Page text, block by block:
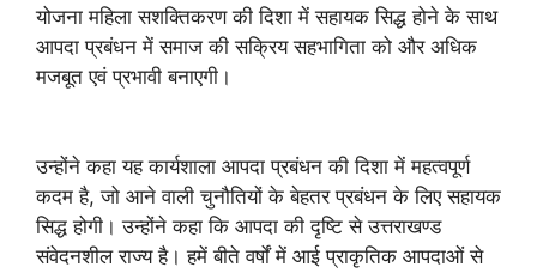
योजना महिला सशक्तिकरण की दिशा में सहायक सिद्ध होने के साथ
आपदा प्रबंधन में समाज की सक्रिय सहभागिता को और अधिक
मजबूत एवं प्रभावी बनाएगी।
उन्होंने कहा यह कार्यशाला आपदा प्रबंधन की दिशा में महत्वपूर्ण
कदम है, जो आने वाली चुनौतियों के बेहतर प्रबंधन के लिए सहायक
सिद्ध होगी। उन्होंने कहा कि आपदा की दृष्टि से उत्तराखण्ड
संवेदनशील राज्य है। हमें बीते वर्षों में आई प्राकृतिक आपदाओं से